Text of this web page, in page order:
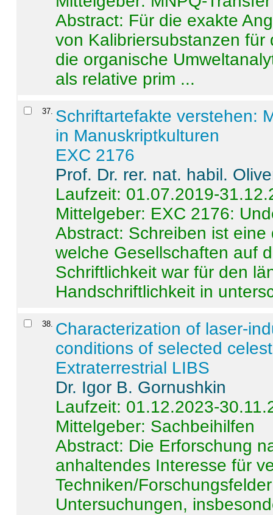
Abstract: Für die exakte
von Kalibriersubstanzen
die organische
als relative prim ...
37. Schriftartefakte verstehen:
in Manuskriptkulturen
EXC 2176
Prof. Dr. rer. nat. habil.
Laufzeit: 01.07.2019-
Mittelgeber: EXC 2176:
Abstract: Schreiben ist
welche Gesellschaften auf
Schriftlichkeit war für den
Handschriftlichkeit in
38. Characterization of laser-
conditions of selected
Extraterrestrial LIBS
Dr. Igor B. Gornushkin
Laufzeit: 01.12.2023-
Mittelgeber: Sachbeihilfen
Abstract: Die Erforschung
anhaltendes Interesse für
Techniken/
Untersuchungen,